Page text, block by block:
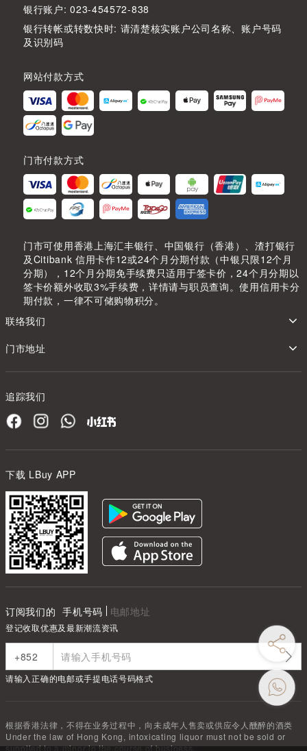
银行账户: 023-454572-838
银行转帐或转数快时: 请清楚核实账户公司名称、账户号码
及识别码
网站付款方式
门市付款方式
门市可使用香港上海汇丰银行、中国银行（香港）、渣打银行
及Citibank 信用卡作12或24个月分期付款（中银只限12个月
分期），12个月分期免手续费只适用于签卡价，24个月分期以
签卡价额外收取3%手续费，详情请与职员查询。使用信用卡分
期付款，一律不可储购物积分。
联络我们
门市地址
追踪我们
下载 LBuy APP
订阅我们的 手机号码 电邮地址
登记收取优惠及最新潮流资讯
请输入正确的电邮或手提电话号码格式
根据香港法律，不得在业务过程中，向未成年人售卖或供应令人醺醉的酒类
Under the law of Hong Kong, intoxicating liquor must not be sold or
supplied to a minor in the course of business.